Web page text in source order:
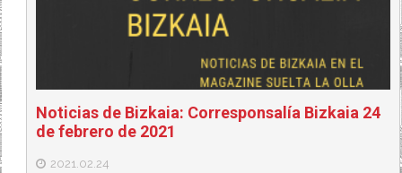
Noticias de Bizkaia: Corresponsalía Bizkaia 24
de febrero de 2021
2021.02.24